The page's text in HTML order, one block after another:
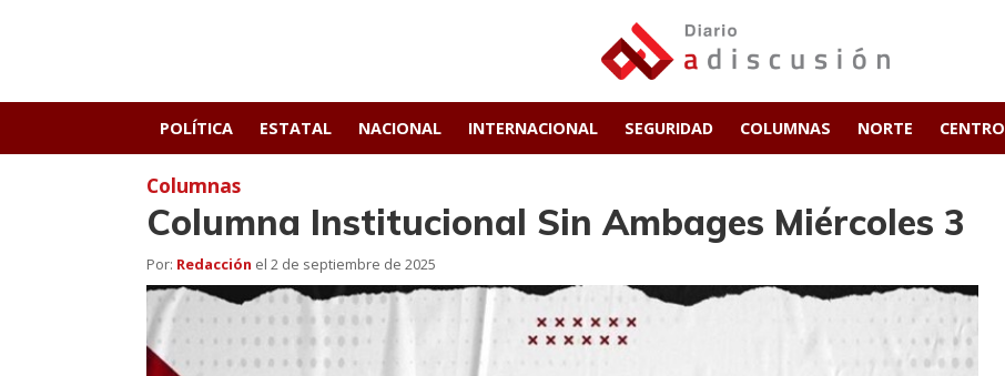
POLÍTICA ESTATAL NACIONAL INTERNACIONAL SEGURIDAD COLUMNAS NORTE CENTRO
Columnas
Columna Institucional Sin Ambages Miércoles 3
Por: Redacción el 2 de septiembre de 2025